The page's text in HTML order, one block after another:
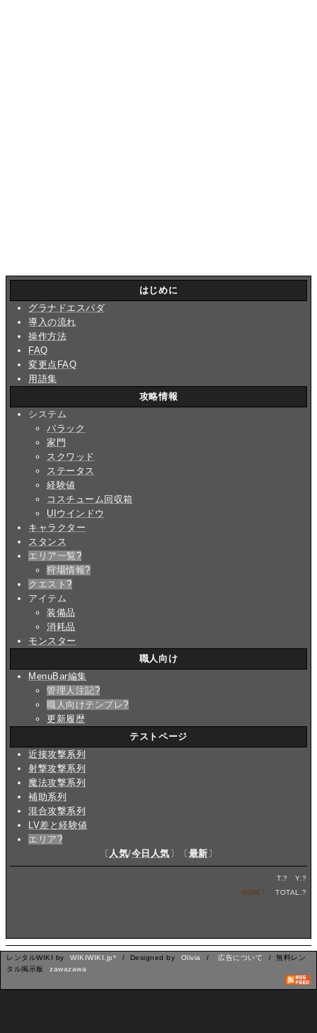
はじめに
グラナドエスパダ
導入の流れ
操作方法
FAQ
変更点FAQ
用語集
攻略情報
システム
バラック
家門
スクワッド
ステータス
経験値
コスチューム回収箱
UIウインドウ
キャラクター
スタンス
エリア一覧?
狩場情報?
クエスト?
アイテム
装備品
消耗品
モンスター
職人向け
MenuBar編集
管理人注記?
職人向けテンプレ?
更新履歴
テストページ
近接攻撃系列
射撃攻撃系列
魔法攻撃系列
補助系列
混合攻撃系列
LV差と経験値
エリア?
〔 人気/今日人気 〕〔 最新 〕
T.? Y.?
NOW.? TOTAL.?
レンタルWIKI by WIKIWIKI.jp* / Designed by Olivia / 広告について
/ 無料レン
タル掲示板
zawazawa